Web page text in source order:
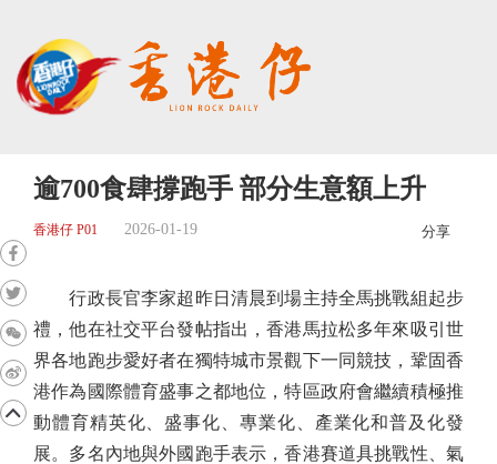
逾700食肆撐跑手 部分生意額上升
香港仔 P01 2026-01-19 分享
行政長官李家超昨日清晨到場主持全馬挑戰組起步
禮，他在社交平台發帖指出，香港馬拉松多年來吸引世
界各地跑步愛好者在獨特城市景觀下一同競技，鞏固香
港作為國際體育盛事之都地位，特區政府會繼續積極推
動體育精英化、盛事化、專業化、產業化和普及化發
展。多名內地與外國跑手表示，香港賽道具挑戰性、氣